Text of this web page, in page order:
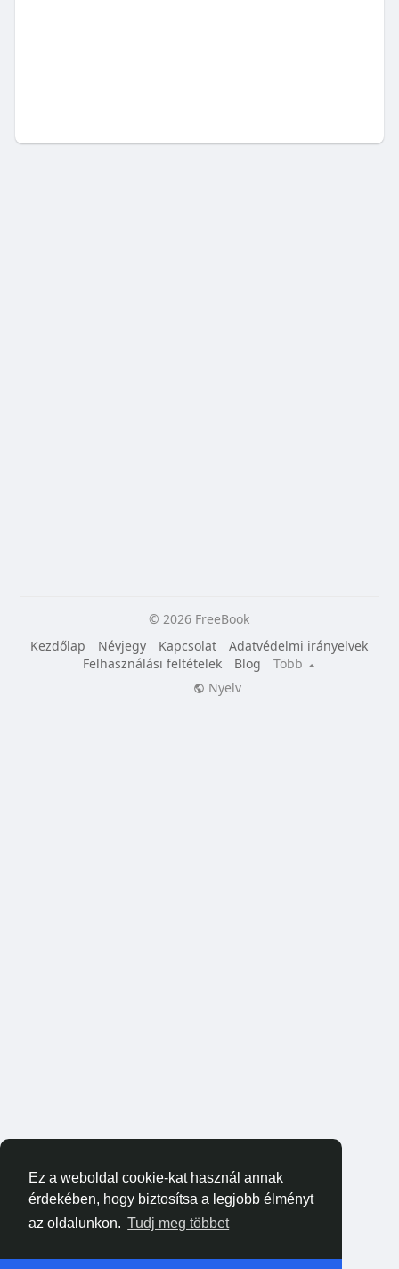
Ez a weboldal cookie-kat használ annak
érdekében, hogy biztosítsa a legjobb élményt
az oldalunkon. Tudj meg többet
© 2026 FreeBook
Kezdőlap
Névjegy Kapcsolat
Adatvédelmi irányelvek
Felhasználási feltételek
Blog
Több
Nyelv